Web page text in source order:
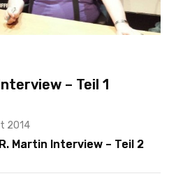
– Teil 1
2014
Martin Interview – Teil 2